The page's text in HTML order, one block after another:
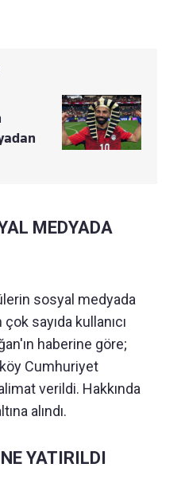
MEDYADA
sosyal medyada
çok sayıda kullanıcı
haberine göre;
Cumhuriyet
verildi. Hakkında
alındı.
YATIRILDI